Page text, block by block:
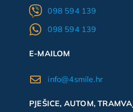
098 594 139
098 594 139
E-MAILOM
info@4smile.hr
PJEŠICE, AUTOM,